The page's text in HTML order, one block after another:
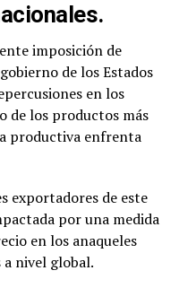
imposición de
de los Estados
en los
de los productos más
productiva enfrenta
exportadores de este
por una medida
en los anaqueles
a nivel global.